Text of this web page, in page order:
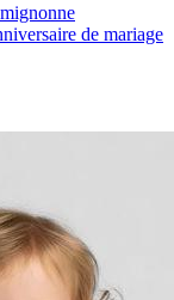
de mariage